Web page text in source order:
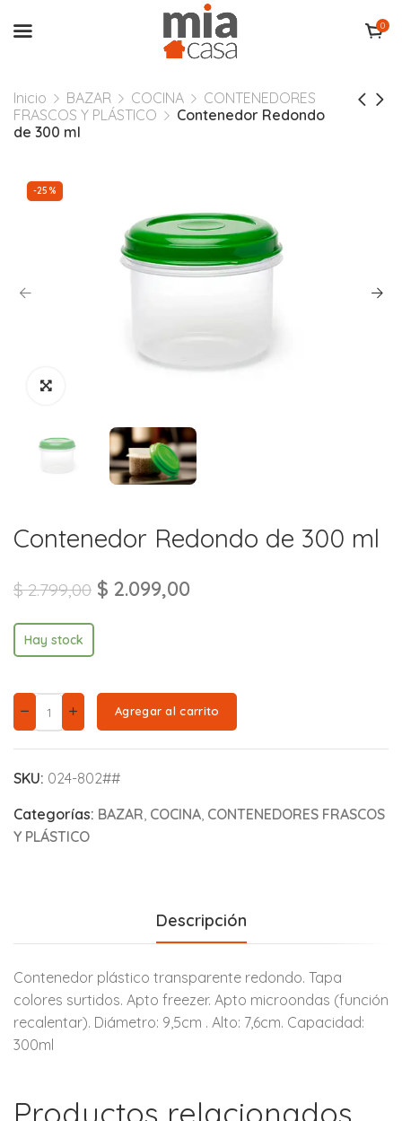
0
Inicio BAZAR COCINA
CONTENEDORES
FRASCOS Y PLÁSTICO
Contenedor Redondo
de 300 ml
-25%
Contenedor Redondo de 300 ml
$2.799,00 $ 2.099,00
Hay stock
Agregar al carrito
SKU: 024-802##
Categorías: BAZAR COCINA CONTENEDORES FRASCOS
Y PLÁSTICO
Descripción
Contenedor plástico transparente redondo. Tapa
colores surtidos. Apto freezer. Apto microondas (función
recalentar). Diámetro: 9,5cm . Alto: 7,6cm. Capacidad:
300ml
Productos relacionados